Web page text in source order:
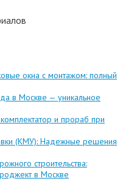
окна с монтажом: полный
в Москве — уникальное
и прораб при
(КМУ): Надежные решения
строительства:
в Москве